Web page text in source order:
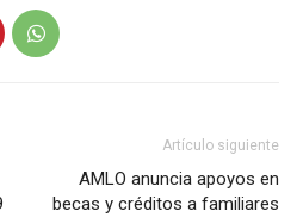
Artículo siguiente
AMLO anuncia apoyos en
becas y créditos a familiares